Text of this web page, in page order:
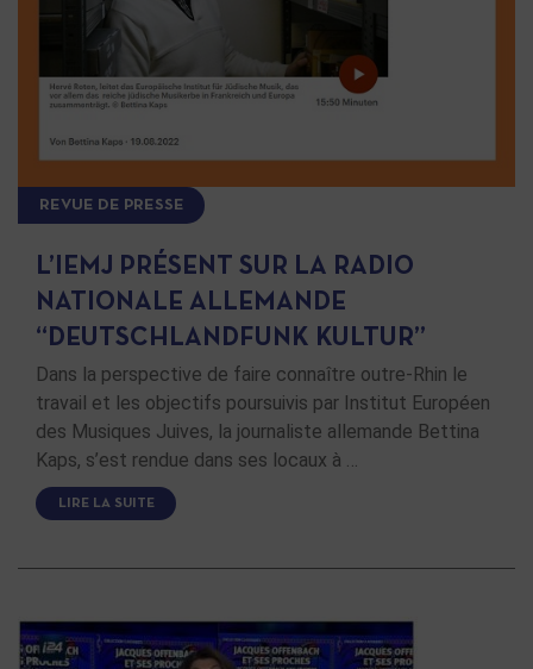
REVUE DE PRESSE
L’IEMJ PRÉSENT SUR LA RADIO
NATIONALE ALLEMANDE
“DEUTSCHLANDFUNK KULTUR”
Dans la perspective de faire connaître outre-Rhin le
travail et les objectifs poursuivis par Institut Européen
des Musiques Juives, la journaliste allemande Bettina
Kaps, s’est rendue dans ses locaux à …
LIRE LA SUITE